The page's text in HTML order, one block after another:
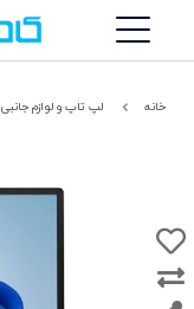
خانه لپ تاپ و لوازم جانبی